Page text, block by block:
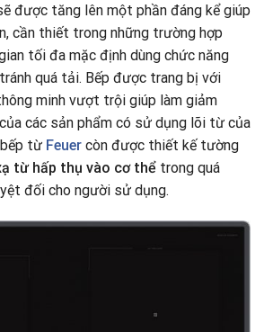
được tăng lên một phần đáng kể giúp
cần thiết trong những trường hợp
tối đa mặc định dùng chức năng
quá tải. Bếp được trang bị với
minh vượt trội giúp làm giảm
các sản phẩm có sử dụng lõi từ của
từ Feuer còn được thiết kế tường
từ hấp thụ vào cơ thể trong quá
đối cho người sử dụng.